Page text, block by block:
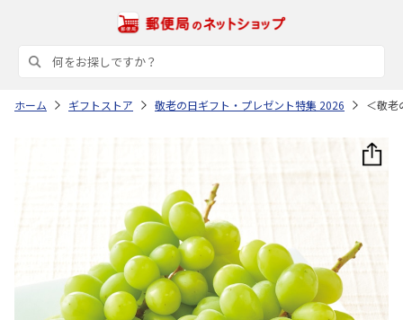
ホーム ギフトストア 敬老の日ギフト・プレゼント特集 2026 ＜敬